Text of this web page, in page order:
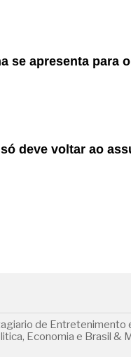
se apresenta para
deve voltar ao
de
Economia e Brasil &